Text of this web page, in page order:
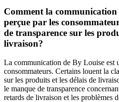
Comment la communication
perçue par les
de transparence sur les
livraison?
La communication de By Louise est
consommateurs. Certains louent la
sur les produits et les délais de
le manque de transparence
retards de livraison et les problèmes